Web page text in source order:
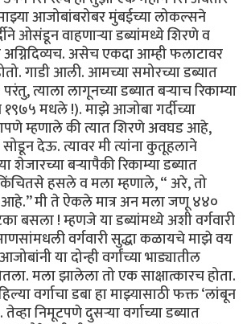
आजोबांबरोबर मुंबईच्या लोकल्सने
ओसंडून वाहणाऱ्या डब्यांमध्ये शिरणे व
असेच एकदा आम्ही फलाटावर
गाडी आली. आमच्या समोरच्या डब्यात
परंतु, त्याला लागूनच्या डब्यात बऱ्याच रिकाम्या
१९७५ मधले !). माझे आजोबा गर्दीच्या
म्हणाले की त्यात शिरणे अवघड आहे,
देऊ. त्यावर मी त्यांना कुतूहलाने
बऱ्यापैकी रिकाम्या डब्यात
हसले व मला म्हणाले, “ अरे, तो
आहे.’’ मी ते ऐकले मात्र अन मला जणू ४४०
बसला ! म्हणजे या डब्यांमध्ये अशी वर्गवारी
वर्गवारी सुद्धा कळायचे माझे वय
या दोन्ही वर्गांच्या भाड्यातील
मला झालेला तो एक साक्षात्कारच होता.
वर्गाचा डबा हा माझ्यासाठी फक्त ‘लांबून
तेव्हा निमूटपणे दुसऱ्या वर्गाच्या डब्यात